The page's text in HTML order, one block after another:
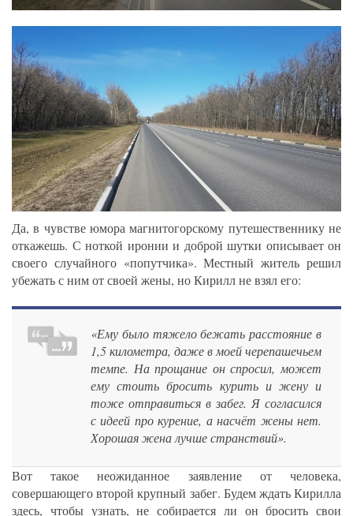
Да, в чувстве юмора магнитогорскому путешественнику не
откажешь. С ноткой иронии и доброй шутки описывает он
своего случайного «попутчика». Местный житель решил
убежать с ним от своей жены, но Кирилл не взял его:
«Ему было тяжело бежать расстояние в
1,5 километра, даже в моей черепашечьем
темпе. На прощание он спросил, может
ему стоить бросить курить и жену и
тоже отправиться в забег. Я согласился
с идеей про курение, а насчёт жены нет.
Хорошая жена лучше странствий».
Вот такое неожиданное заявление от человека,
совершающего второй крупный забег. Будем ждать Кирилла
здесь, чтобы узнать, не собирается ли он бросить свои